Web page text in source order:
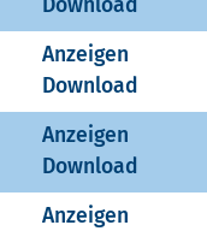
Download
Anzeigen
Download
Anzeigen
Download
Anzeigen